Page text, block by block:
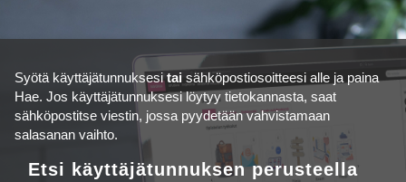
Syötä käyttäjätunnuksesitai sähköpostiosoitteesi alle ja paina
Hae. Jos käyttäjätunnuksesi löytyy tietokannasta, saat
sähköpostitse viestin, jossa pyydetään vahvistamaan
salasanan vaihto.
Etsi käyttäjätunnuksen perusteella
Etsi käyttäjätunnuksen perusteella